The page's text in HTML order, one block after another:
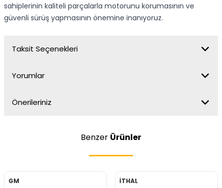
sahiplerinin kaliteli parçalarla motorunu korumasının ve
güvenli sürüş yapmasının önemine inanıyoruz.
Taksit Seçenekleri
Yorumlar
Önerileriniz
Benzer Ürünler
GM
İTHAL